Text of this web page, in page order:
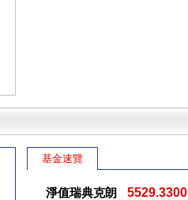
基金速覽
淨值瑞典克朗 5529.3300